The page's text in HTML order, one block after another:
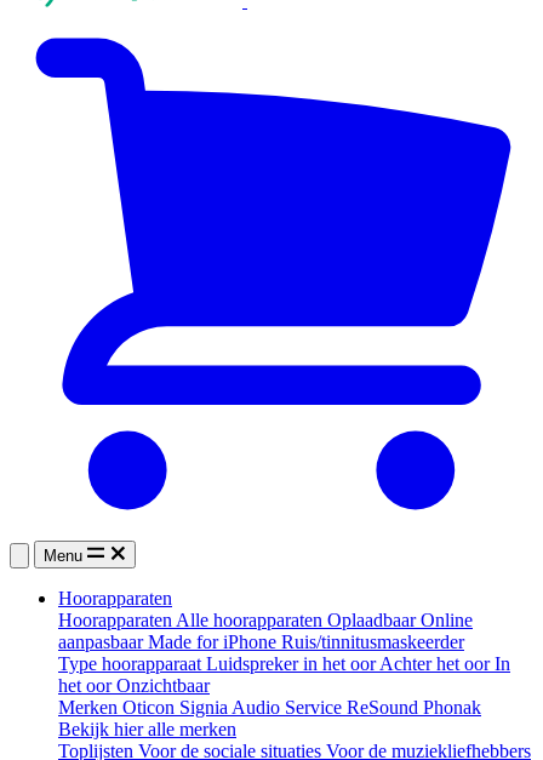
Menu
Hoorapparaten
Hoorapparaten Alle hoorapparaten OplaadbaarOnline
aanpasbaarMade for iPhone Ruis/tinnitusmaskeerder
Type hoorapparaat Luidspreker in het oorAchter het oorIn
het oorOnzichtbaar
Merken Oticon Signia Audio Service ReSound Phonak
Bekijk hier alle merken
Toplijsten Voor de sociale situaties Voor de muziekliefhebbers